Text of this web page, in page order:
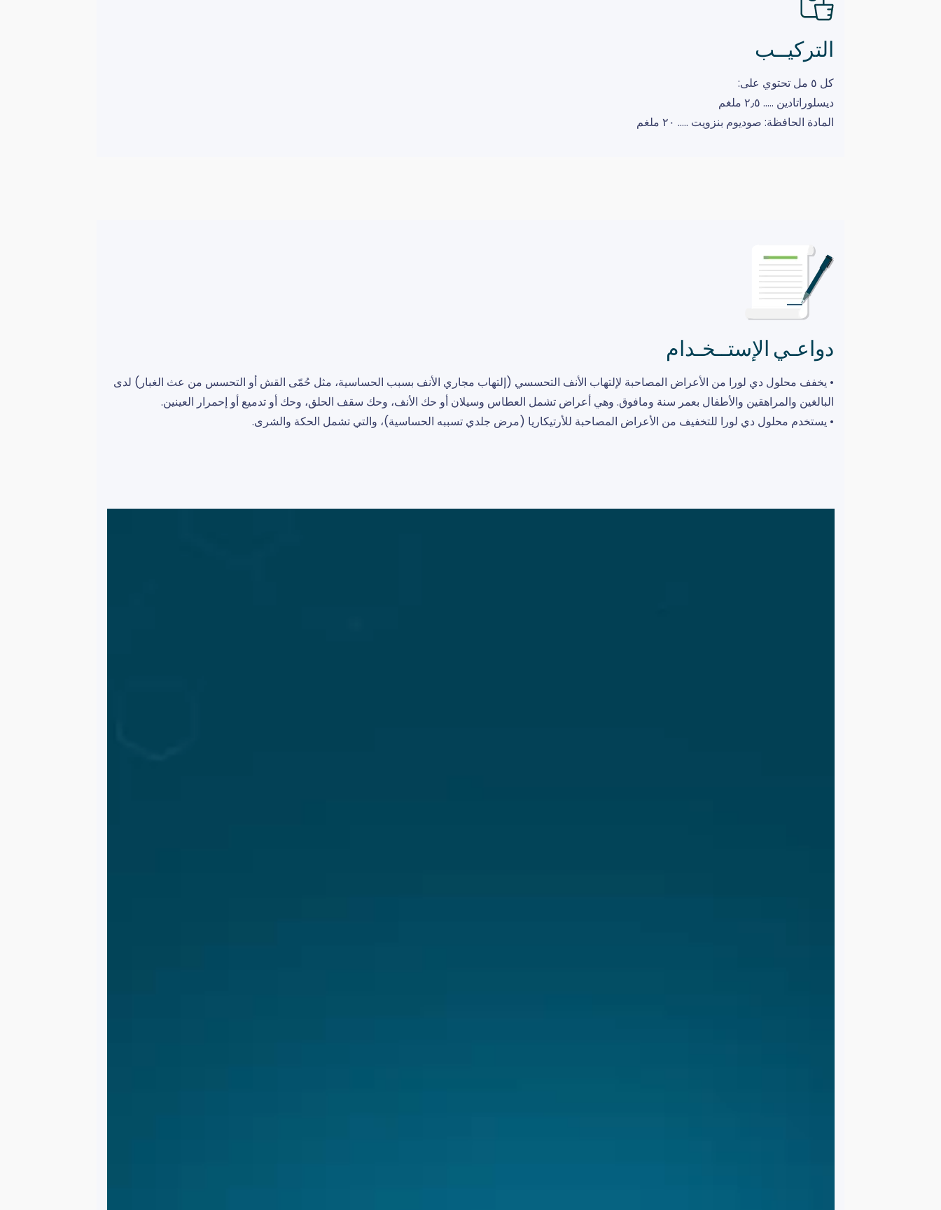
التركيــب
كل ٥ مل تحتوي على:
ديسلوراتادين ….. ٢٫٥ ملغم
المادة الحافظة: صوديوم بنزويت ….. ٢٠ ملغم
دواعـي الإستــخـدام
• يخفف محلول دي لورا من الأعراض المصاحبة لإلتهاب الأنف التحسسي (إلتهاب مجاري الأنف بسبب الحساسية، مثل حُمّى القش أو التحسس من عث الغبار) لدى
البالغين والمراهقين والأطفال بعمر سنة ومافوق. وهي أعراض تشمل العطاس وسيلان أو حك الأنف، وحك سقف الحلق، وحك أو تدميع أو إحمرار العينين.
• يستخدم محلول دي لورا للتخفيف من الأعراض المصاحبة للأرتيكاريا (مرض جلدي تسببه الحساسية)، والتي تشمل الحكة والشرى.